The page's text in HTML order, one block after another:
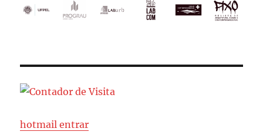
hotmail entrar